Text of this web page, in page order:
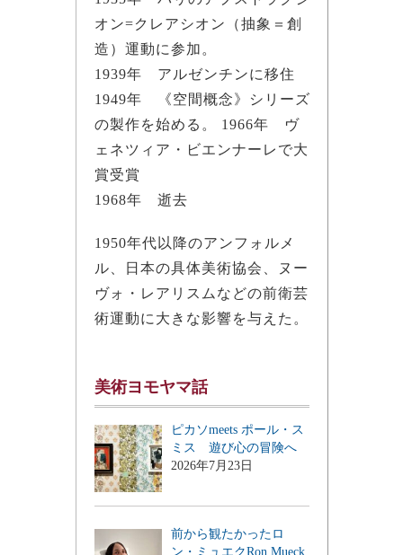
オン=クレアシオン（抽象＝創
造）運動に参加。
1939年 アルゼンチンに移住
1949年 《空間概念》シリーズ
の製作を始める。 1966年 ヴ
ェネツィア・ビエンナーレで大
賞受賞
1968年 逝去
1950年代以降のアンフォルメ
ル、日本の具体美術協会、ヌー
ヴォ・レアリスムなどの前衛芸
術運動に大きな影響を与えた。
美術ヨモヤマ話
ピカソmeets ポール・ス
ミス 遊び心の冒険へ
2026年7月23日
前から観たかったロ
ン・ミュエクRon Mueck